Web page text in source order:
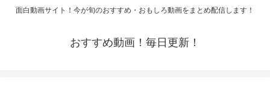
面白動画サイト！今が旬のおすすめ・おもしろ動画をまとめ配信します！
おすすめ動画！毎日更新！